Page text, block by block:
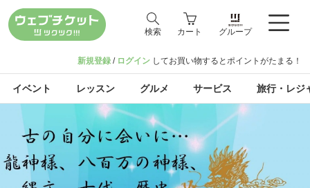
検索 カート グループ
新規登録 / ログイン してお買い物するとポイントがたまる！
イベント レッスン グルメ サービス 旅行・レジ